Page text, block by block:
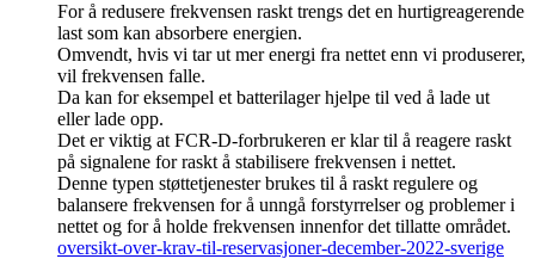
For å redusere frekvensen raskt trengs det en hurtigreagerende
last som kan absorbere energien.
Omvendt, hvis vi tar ut mer energi fra nettet enn vi produserer,
vil frekvensen falle.
Da kan for eksempel et batterilager hjelpe til ved å lade ut
eller lade opp.
Det er viktig at FCR-D-forbrukeren er klar til å reagere raskt
på signalene for raskt å stabilisere frekvensen i nettet.
Denne typen støttetjenester brukes til å raskt regulere og
balansere frekvensen for å unngå forstyrrelser og problemer i
nettet og for å holde frekvensen innenfor det tillatte området.
oversikt-over-krav-til-reservasjoner-december-2022-sverige